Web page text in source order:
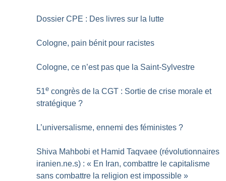
Dossier CPE : Des livres sur la lutte
Cologne, pain bénit pour racistes
Cologne, ce n’est pas que la Saint-Sylvestre
51e congrès de la CGT : Sortie de crise morale et
stratégique ?
L’universalisme, ennemi des féministes ?
Shiva Mahbobi et Hamid Taqvaee (révolutionnaires
iranien.ne.s) : « En Iran, combattre le capitalisme
sans combattre la religion est impossible »